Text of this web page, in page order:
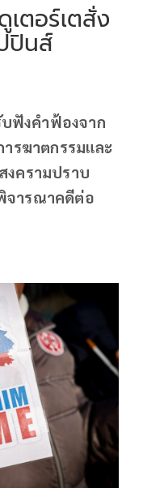
ตอร์เตสั่ง
ปินส์
ฟังคำฟ้องจาก
ารฆาตกรรมและ
งครามปราบ
จารณาคดีต่อ